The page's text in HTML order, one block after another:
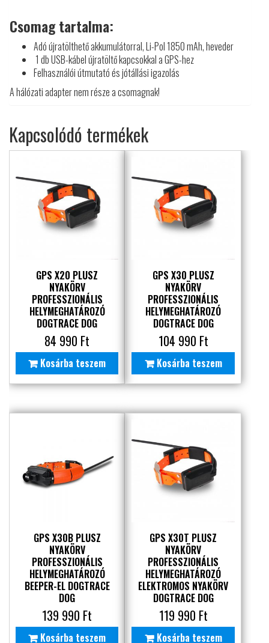
Csomag tartalma:
Adó újratölthető akkumulátorral, Li-Pol 1850 mAh, heveder
1 db USB-kábel újratöltő kapcsokkal a GPS-hez
Felhasználói útmutató és jótállási igazolás
A hálózati adapter nem része a csomagnak!
Kapcsolódó termékek
GPS X20 PLUSZ
NYAKÖRV
PROFESSZIONÁLIS
HELYMEGHATÁROZÓ
DOGTRACE DOG
84 990 Ft
Kosárba teszem
GPS X30 PLUSZ
NYAKÖRV
PROFESSZIONÁLIS
HELYMEGHATÁROZÓ
DOGTRACE DOG
104 990 Ft
Kosárba teszem
GPS X30B PLUSZ
NYAKÖRV
PROFESSZIONÁLIS
HELYMEGHATÁROZÓ
BEEPER-EL DOGTRACE
DOG
139 990 Ft
Kosárba teszem
GPS X30T PLUSZ
NYAKÖRV
PROFESSZIONÁLIS
HELYMEGHATÁROZÓ
ELEKTROMOS NYAKÖRV
DOGTRACE DOG
119 990 Ft
Kosárba teszem